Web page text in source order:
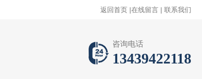
返回首页 |在线留言 | 联系我们
咨询电话
13439422118